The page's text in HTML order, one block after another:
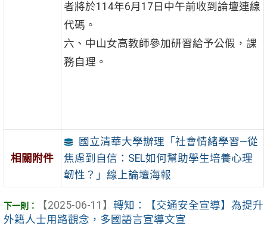
者將於114年6月17日中午前收到論壇連線
代碼。
六、中山女高教師參加研習給予公假，課
務自理。
相關附件
國立清華大學辦理「社會情緒學習—從
焦慮到自信：SEL如何幫助學生培養心理
韌性？」線上論壇海報
【2025-06-11】 轉知：【交通安全宣導】為提升
外籍人士用路觀念，多國語言宣導文宣